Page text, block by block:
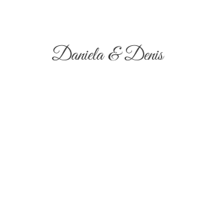
Daniela & Denis